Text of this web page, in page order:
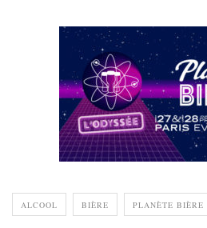
ALCOOL BIÈRE PLANÈTE BIÈRE